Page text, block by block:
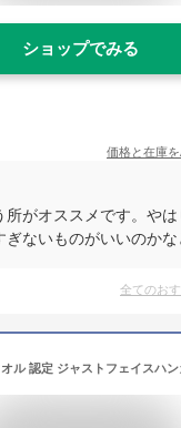
ショップでみる
価格と在庫を
所がオススメです。や
ないものがいいのかな
全てのお